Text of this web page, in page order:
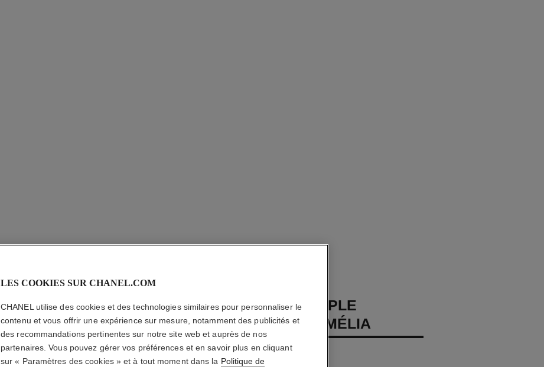
BRACELET SOUPLE
BOUTON DE CAMÉLIA
Or jaune 18 carats, diamants
En savoir plus
LES COOKIES SUR CHANEL.COM
CHANEL utilise des cookies et des technologies similaires pour personnaliser le
contenu et vous offrir une expérience sur mesure, notamment des publicités et
des recommandations pertinentes sur notre site web et auprès de nos
partenaires. Vous pouvez gérer vos préférences et en savoir plus en cliquant
sur « Paramètres des cookies » et à tout moment dans la Politique de